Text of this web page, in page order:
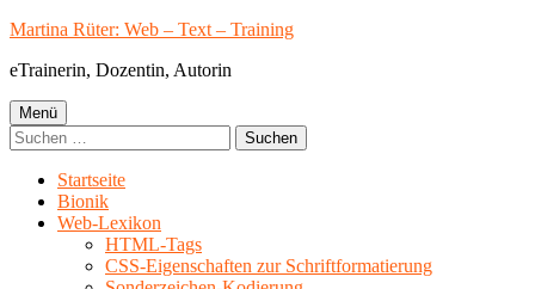
Springe
Inhalt
Martina Rüter: Web – Text – Training
eTrainerin, Dozentin, Autorin
Primäres
Menü
Menü
Suchen
nach:
Startseite
Bionik
Web-Lexikon
HTML-Tags
CSS-Eigenschaften zur Schriftformatierung